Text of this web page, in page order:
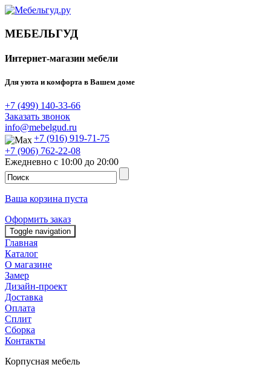
МЕБЕЛЬГУД
Интернет-магазин мебели
Для уюта и комфорта в Вашем доме
+7 (499) 140-33-66
Заказать звонок
info@mebelgud.ru
+7 (916) 919-71-75
+7 (906) 762-22-08
Ежедневно с 10:00 до 20:00
Ваша корзина пуста
Оформить заказ
Toggle navigation
Главная
Каталог
О магазине
Замер
Дизайн-проект
Доставка
Оплата
Сплит
Сборка
Контакты
Корпусная мебель